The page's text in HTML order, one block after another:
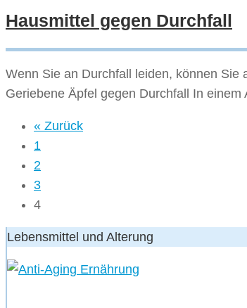
Hausmittel gegen Durchfall
Wenn Sie an Durchfall leiden, können
Geriebene Äpfel gegen Durchfall In
« Zurück
1
2
3
4
Lebensmittel und Alterung